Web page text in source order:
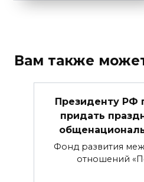
Вам также
Президенту РФ
придать
Фонд развития
отношений